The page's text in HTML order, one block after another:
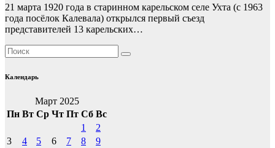
21 марта 1920 года в старинном карельском селе Ухта (с 1963
года посёлок Калевала) открылся первый съезд
представителей 13 карельских…
Календарь
Март 2025
Пн Вт Ср Чт Пт Сб Вс
1
2
3
4 5 6 7 8
9